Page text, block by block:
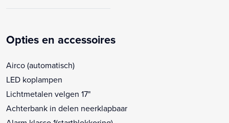
Opties en accessoires
Airco (automatisch)
LED koplampen
Lichtmetalen velgen 17"
Achterbank in delen neerklapbaar